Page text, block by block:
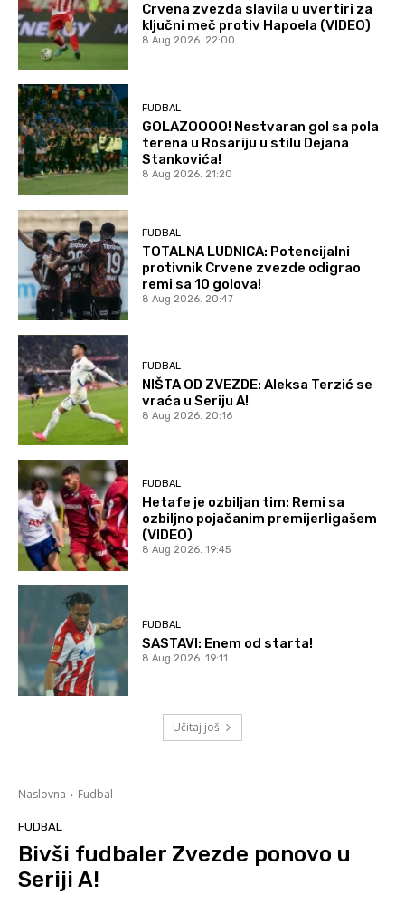
Crvena zvezda slavila u uvertiri za
ključni meč protiv Hapoela (VIDEO)
8 Aug 2026. 22:00
FUDBAL
GOLAZOOOO! Nestvaran gol sa pola
terena u Rosariju u stilu Dejana
Stankovića!
8 Aug 2026. 21:20
FUDBAL
TOTALNA LUDNICA: Potencijalni
protivnik Crvene zvezde odigrao
remi sa 10 golova!
8 Aug 2026. 20:47
FUDBAL
NIŠTA OD ZVEZDE: Aleksa Terzić se
vraća u Seriju A!
8 Aug 2026. 20:16
FUDBAL
Hetafe je ozbiljan tim: Remi sa
ozbiljno pojačanim premijerligašem
(VIDEO)
8 Aug 2026. 19:45
FUDBAL
SASTAVI: Enem od starta!
8 Aug 2026. 19:11
Učitaj još